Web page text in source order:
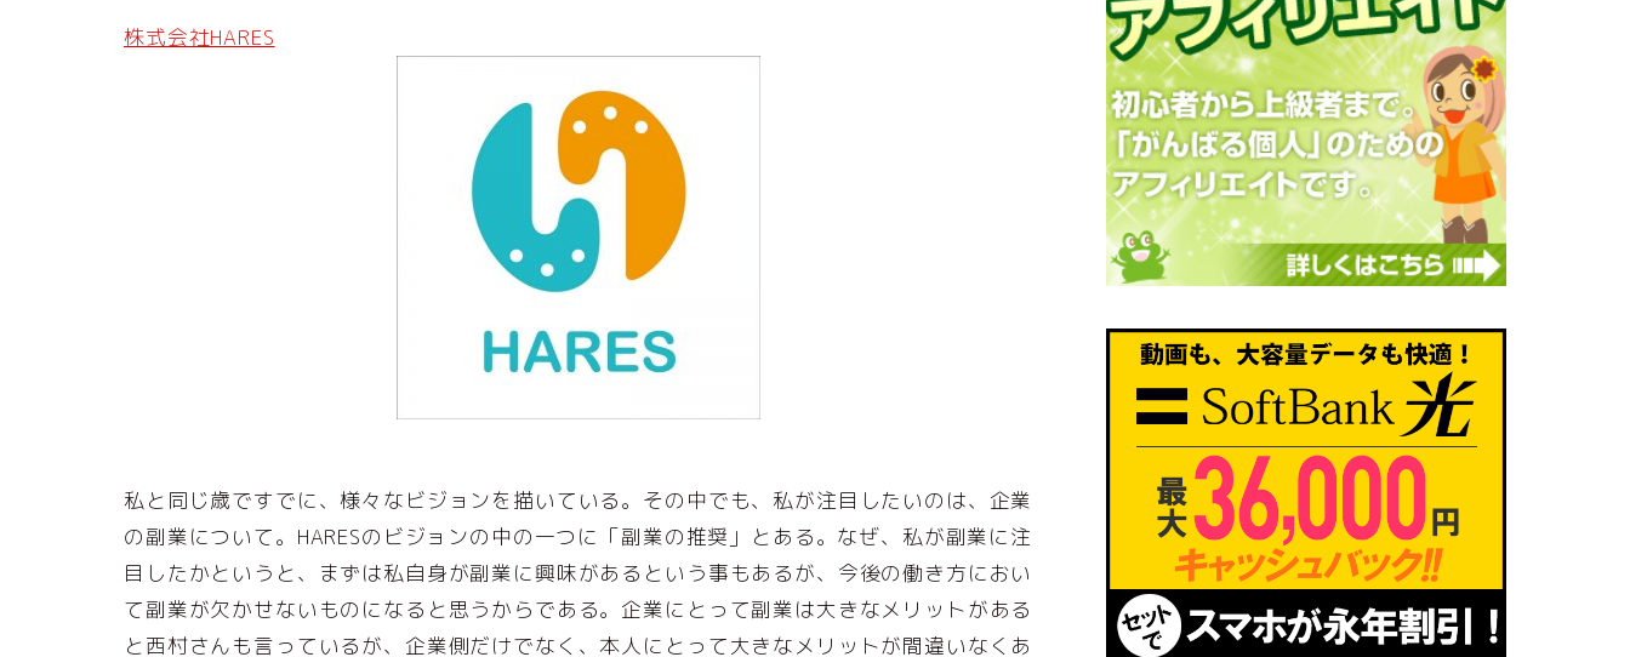
株式会社HARES
私と同じ歳ですでに、様々なビジョンを描いている。その中でも、私が注目したいのは、企業
の副業について。HARESのビジョンの中の一つに「副業の推奨」とある。なぜ、私が副業に注
目したかというと、まずは私自身が副業に興味があるという事もあるが、今後の働き方におい
て副業が欠かせないものになると思うからである。企業にとって副業は大きなメリットがある
と西村さんも言っているが、企業側だけでなく、本人にとって大きなメリットが間違いなくあ